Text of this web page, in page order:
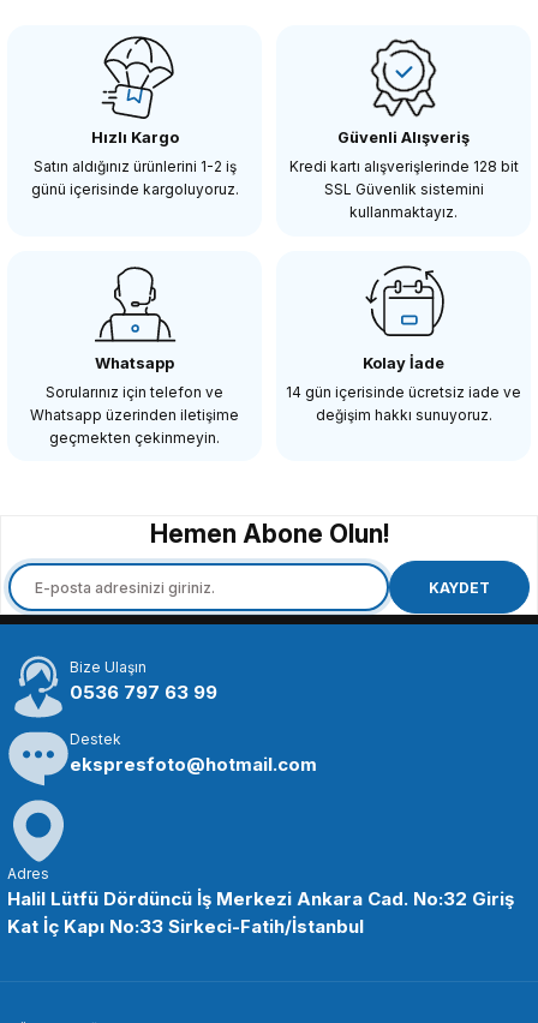
Comica CVM-WM200TX 96 Kanal 120m Yaka Vericisi Mikrofon
Comica CVM-WM100 Kablosuz Yaka Mikrofonu
3.573,90 TL
Comica CVM-WM100H Röportaj EL Mikrofonu
9.898,94 TL
COMİCA
Comica CVM-WM100 Plus Çift Kişilik Yaka Mikrofonu
Hızlı Kargo
Satın aldığınız ürünlerini 1-2 iş
günü içerisinde kargoluyoruz.
Güvenli Alışveriş
Kredi kartı alışverişlerinde 128 bit
SSL Güvenlik sistemini
kullanmaktayız.
Whatsapp
Sorularınız için telefon ve
Whatsapp üzerinden iletişime
geçmekten çekinmeyin.
Kolay İade
14 gün içerisinde ücretsiz iade ve
değişim hakkı sunuyoruz.
Hemen Abone Olun!
KAYDET
Bize Ulaşın
0536 797 63 99
Destek
ekspresfoto@hotmail.com
Adres
Halil Lütfü Dördüncü İş Merkezi Ankara Cad. No:32 Giriş
Kat İç Kapı No:33 Sirkeci-Fatih/İstanbul